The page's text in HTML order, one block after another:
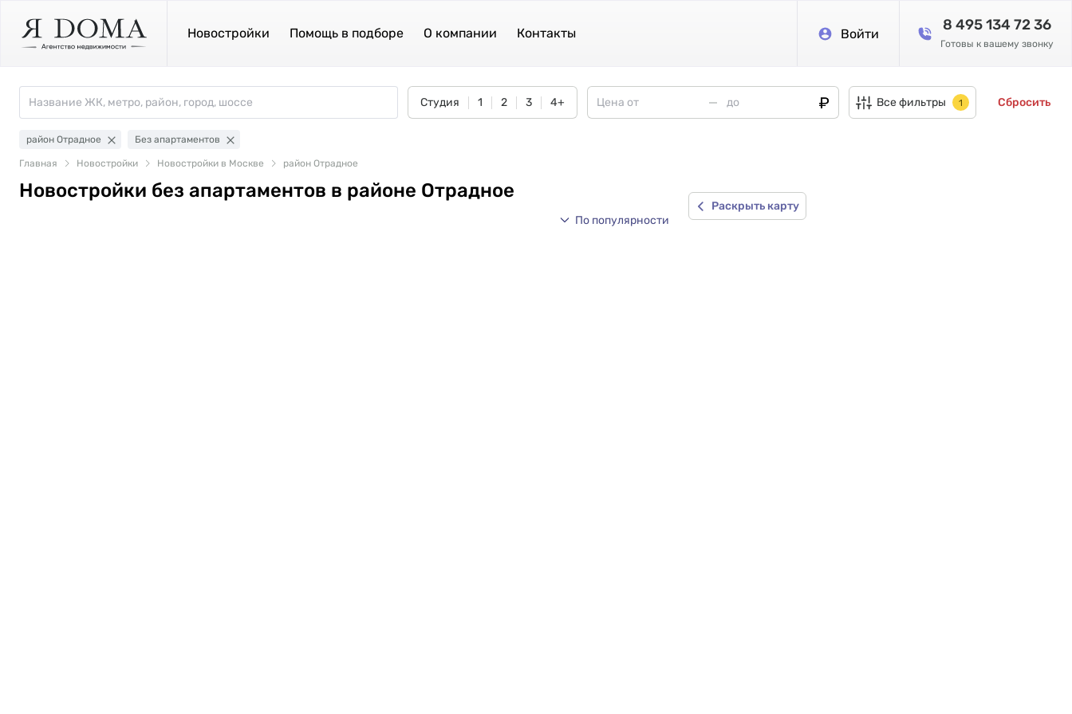
Новостройки Помощь в подборе О компании Контакты Войти
8 495 134 72 36
Готовы к вашему звонку
Студия 1 2 3 4+ Все фильтры 1 Сбросить
район Отрадное Без апартаментов
Главная Новостройки Новостройки в Москве район Отрадное
Раскрыть карту
Новостройки без апартаментов в районе Отрадное
По популярности